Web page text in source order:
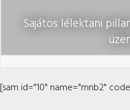
Sajátos lélektani
[sam id="10" name="mnb2"